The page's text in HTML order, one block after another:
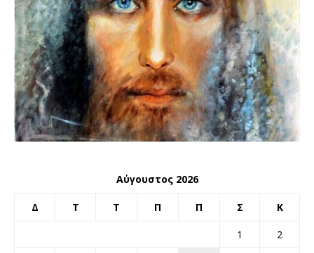
Αύγουστος 2026
Δ Τ Τ Π Π Σ Κ
1
2